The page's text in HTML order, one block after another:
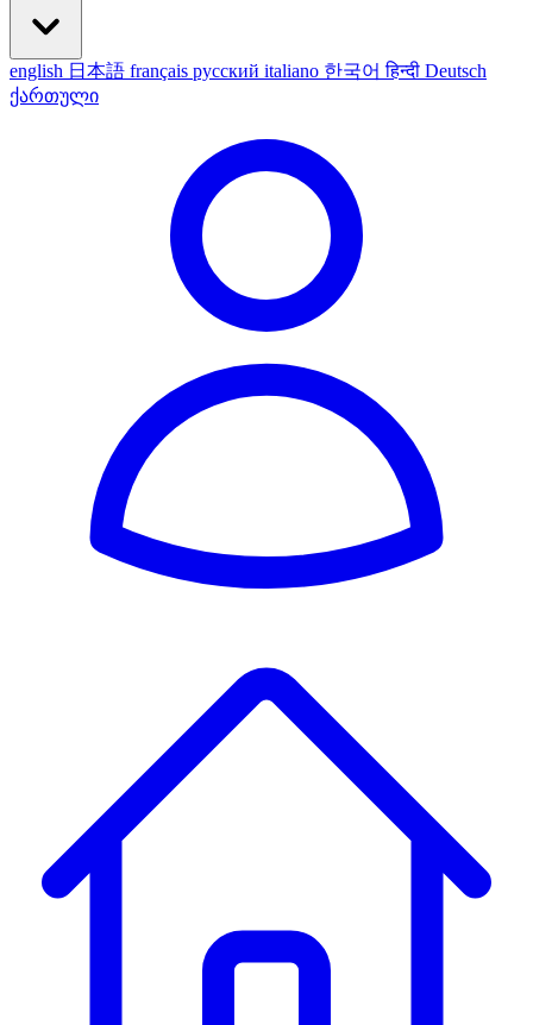
english 日本語 français русский italiano 한국어हिन्दी Deutsch
ქართული